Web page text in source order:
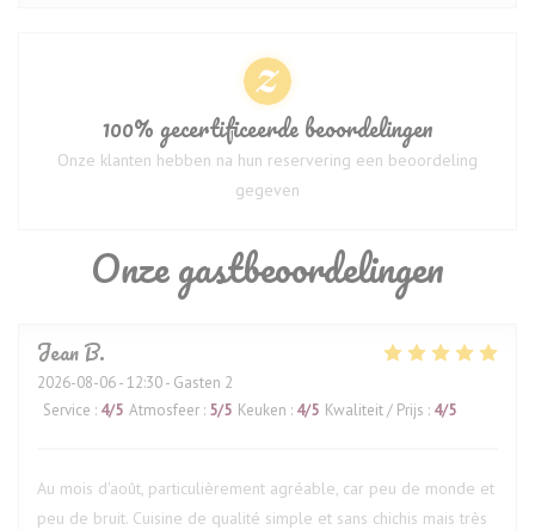
Onze gastbeoordelingen
JeanB
2026-08-06- 12:30 - Gasten 2
Service : 4/5 Atmosfeer : 5/5 Keuken : 4/5 Kwaliteit / Prijs : 4/5
Au mois d'août, particulièrement agréable, car peu de monde et
peu de bruit. Cuisine de qualité simple et sans chichis mais très
100% gecertificeerde beoordelingen
Onze klanten hebben na hun reservering een beoordeling
gegeven